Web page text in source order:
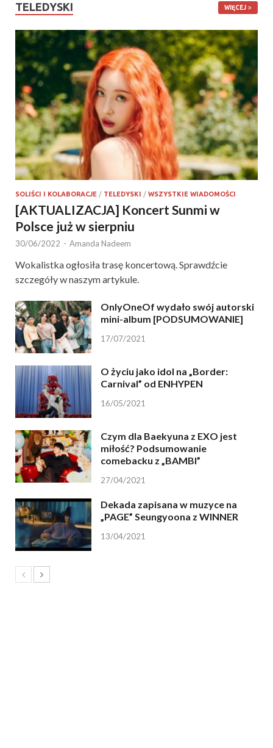
TELEDYSKI WIĘCEJ
SOLIŚCI I KOLABORACJE / TELEDYSKI / WSZYSTKIE WIADOMOŚCI
[AKTUALIZACJA] Koncert Sunmi w
Polsce już w sierpniu
30/06/2022 - Amanda Nadeem
Wokalistka ogłosiła trasę koncertową. Sprawdźcie
szczegóły w naszym artykule.
OnlyOneOf wydało swój autorski
mini-album [PODSUMOWANIE]
17/07/2021
O życiu jako idol na „Border:
Carnival” od ENHYPEN
16/05/2021
Czym dla Baekyuna z EXO jest
miłość? Podsumowanie
comebacku z „BAMBI”
27/04/2021
Dekada zapisana w muzyce na
„PAGE” Seungyoona z WINNER
13/04/2021